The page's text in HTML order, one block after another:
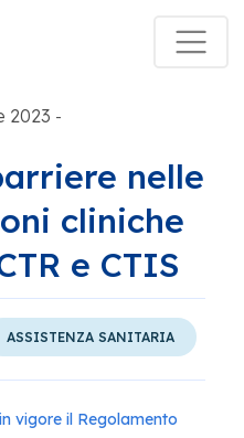
2023 -
nelle
cliniche
e CTIS
ASSISTENZA SANITARIA
vigore il Regolamento